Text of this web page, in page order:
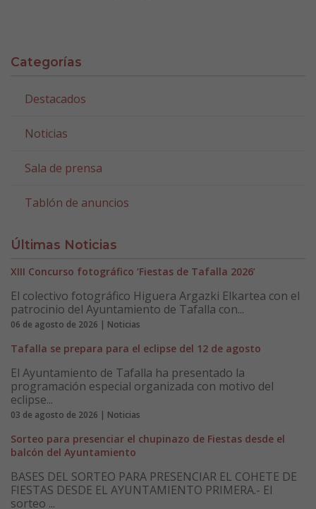
Categorías
Destacados
Noticias
Sala de prensa
Tablón de anuncios
Últimas Noticias
XIII Concurso fotográfico ‘Fiestas de Tafalla 2026’
El colectivo fotográfico Higuera Argazki Elkartea con el
patrocinio del Ayuntamiento de Tafalla con...
06 de agosto de 2026 | Noticias
Tafalla se prepara para el eclipse del 12 de agosto
El Ayuntamiento de Tafalla ha presentado la
programación especial organizada con motivo del
eclipse...
03 de agosto de 2026 | Noticias
Sorteo para presenciar el chupinazo de Fiestas desde el
balcón del Ayuntamiento
BASES DEL SORTEO PARA PRESENCIAR EL COHETE DE
FIESTAS DESDE EL AYUNTAMIENTO PRIMERA.- El
sorteo ...